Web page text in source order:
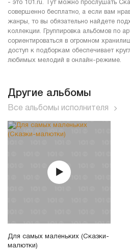
- это 101.ru. Тут можно прослушать
совершенно бесплатно, а если вам
жанры, то вы обязательно найдете
коллекции. Группировка альбомов по
сориентироваться в огромном
доступ к подборкам обеспечивает
любимых мелодий в онлайн-режиме.
Другие альбомы
Все альбомы исполнителя
Для самых маленьких (Сказки-
малютки)